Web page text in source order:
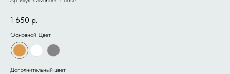
1 650 р.
Основной Цвет
Дополнительный цвет